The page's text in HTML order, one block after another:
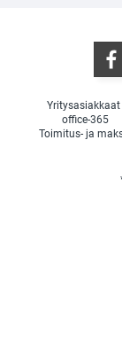
Yritysasiakkaat
office-365
Toimitus- ja